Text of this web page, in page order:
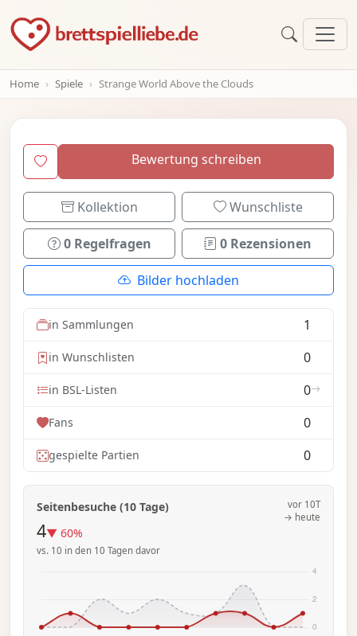
Home Spiele Strange World Above the Clouds
Bewertung schreiben
Kollektion Wunschliste
0 Regelfragen 0 Rezensionen
Bilder hochladen
in Sammlungen 1
in Wunschlisten 0
in BSL-Listen 0
Fans 0
gespielte Partien 0
Seitenbesuche (10 Tage)
4▼ 60%
vs. 10 in den 10 Tagen davor
vor 10T
→ heute